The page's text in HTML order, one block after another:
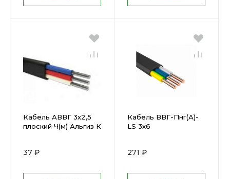
Кабель АВВГ 3х2,5
плоский Ч(м) Альгиз К
37 ₽
Кабель ВВГ-Пнг(А)-
LS 3х6
271 ₽